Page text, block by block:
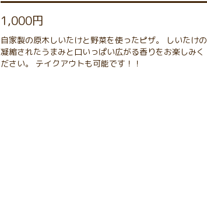
1,000円
自家製の原木しいたけと野菜を使ったピザ。 しいたけの
凝縮されたうまみと口いっぱい広がる香りをお楽しみく
ださい。 テイクアウトも可能です！！